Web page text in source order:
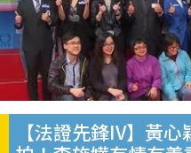
【法證先鋒IV】黃